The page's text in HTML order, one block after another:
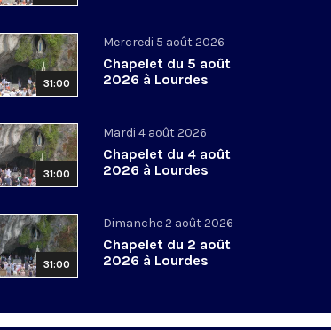
31:00
Mercredi 5 août 2026
Chapelet du 5 août
2026 à Lourdes
31:00
Mardi 4 août 2026
Chapelet du 4 août
2026 à Lourdes
31:00
Dimanche 2 août 2026
Chapelet du 2 août
2026 à Lourdes